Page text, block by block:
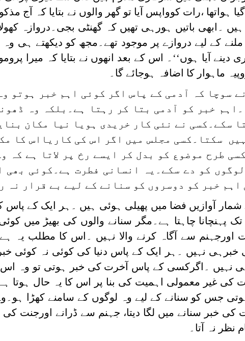
ہواتھا ،رات کوواپس آیا تو گھر والوں نے بتایا کہ آج
ہیں ۔ابھی باتیں ہورہی تھیں کہ گھنٹی بجی۔دروازہ
کے لیے دروازے پر موجود تھے۔مجھ کو دیکھتے ہی وہ
دینے آیا ہوں‘‘۔ اس کے بعد انھوں نے بتایا کہ میرا
ماہوار کا اضافہ ہوجائے گا۔
سوچا کہ آدمی کے پاس اگر کوئی اہم خبر ہوتو
خبر کو آدمی بتا کر رہتا ہے۔بلکہ وہ
سکے۔کسی نے نئی کار خریدی ہویا نیا مکان
سکتا۔کسی مجلس میں اگر اس کی کاریااس کا
طرح موضوع کو بدل کر ایسے رخ پر لاتا ہے کہ
کو دے سکے۔یہ انسانی فطرت ہے۔کوئی بھی
اہم خبر کو دوسروں کو سنانے کے لیے بے قرار نہ
شمار آوازیں فضا میں پھیلی ہوئی ہیں ۔ہر ایک کے
پہنچانا چاہتا ہے۔مگر سنانے والوں کی بھیڑ میں
اورجہنم سے آگاہ کرنے والا نہیں ۔اس کا مطلب یہ ہے
خبرہی نہیں ۔ہر ایک کے پاس دنیا کی کوئی نہ کوئی
نہیں ۔اگرکسی کے پاس آخرت کی خبر ہوتی تو وہ اس
کی غیر معمولی اہمیت کی بنا پر اس کا یہ حال ہوتا
جس کو سنانے کے لیے وہ لوگوں کے سامنے کھڑا
خبر سنانے میں لگا دیتا، جہنم سے ڈرانے اورجنت
نظر نہ آتا۔